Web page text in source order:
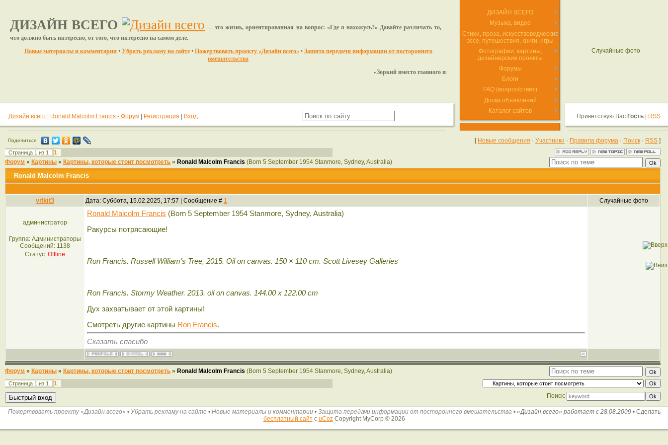
ДИЗАЙН ВСЕГО
— это жизнь, ориентированная на вопрос: «Где я нахожусь?» Давайте различать то,
что должно быть интересно, от того, что интересно на самом деле.
Новые материалы и комментарии• Убрать рекламу на сайте• Пожертвовать проекту «Дизайн всего»• Защита передачи информации от постороннего
вмешательства
«Зоркий вместо главного видит мелочи»
Дизайн всего Ronald Malcolm Francis - Форум Регистрация Вход
ДИЗАЙН ВСЕГО
Музыка, видео
Стихи, проза, искусствоведческие
эссе, путешествия, книги, игры
Фотографии, картины,
дизайнерские проекты
Форумы
Блоги
FAQ (вопрос/ответ)
Доска объявлений
Каталог сайтов
Случайные фото
Приветствую Вас Гость| RSS
Поделиться [ Новые сообщения · Участники · Правила форума · Поиск · RSS ]
Страница 1 из 1
1
Форум » Картины » Картины, которые стоит посмотреть » Ronald Malcolm Francis (Born 5 September 1954 Stanmore, Sydney, Australia)
Ronald Malcolm Francis
vitkit3 Дата: Суббота, 15.02.2025, 17:57 | Сообщение # 1 Случайные фото
администратор
Группа: Администраторы
Сообщений: 1138
Статус: Offline
Ronald Malcolm Francis (Born 5 September 1954 Stanmore, Sydney, Australia)
Ракурсы потрясающие!
Ron Francis. Russell William's Tree, 2015. Oil on canvas. 150 × 110 cm. Scott Livesey Galleries
Ron Francis. Stormy Weather. 2013. oil on canvas. 144.00 x 122.00 cm
Дух захватывает от этой картины!
Смотреть другие картины Ron Francis.
Сказать спасибо
Форум » Картины » Картины, которые стоит посмотреть » Ronald Malcolm Francis (Born 5 September 1954 Stanmore, Sydney, Australia)
Страница 1 из 1
1
Поиск:
Пожертвовать проекту «Дизайн всего» • Убрать рекламу на сайте• Новые материалы и комментарии• Защита передачи информации от постороннего вмешательства • «Дизайн всего» работает с 28.08.2009• Сделать
бесплатный сайтс uCozCopyright MyCorp © 2026